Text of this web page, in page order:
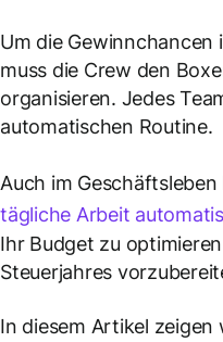
Um die Gewinnchancen
muss die Crew den
organisieren. Jedes
automatischen Routine.
Auch im
tägliche Arbeit
Ihr Budget zu
Steuerjahres
In diesem Artikel zeigen